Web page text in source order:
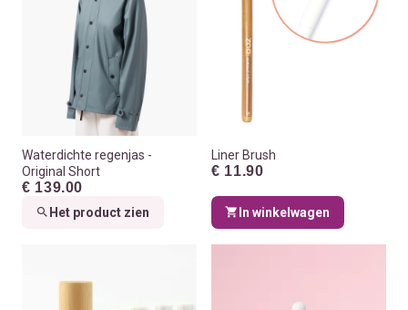
Waterdichte regenjas -
Original Short
€ 139.00
Het product zien
Liner Brush
€ 11.90
In winkelwagen